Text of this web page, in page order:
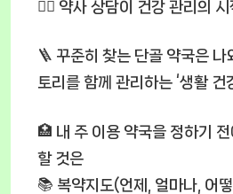
🧑‍⚕️ 약사 상담이 건강 관리의
🪜 꾸준히 찾는 단골 약국은 나
토리를 함께 관리하는 ‘생활 건
🏥 내 주 이용 약국을 정하기
할 것은
📚 복약지도(언제, 얼마나, 어